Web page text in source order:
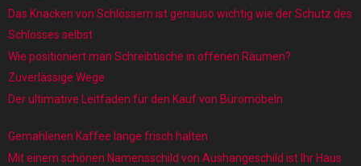
Das Knacken von Schlössern ist genauso wichtig wie der Schutz des
Schlosses selbst
Wie positioniert man Schreibtische in offenen Räumen?
Zuverlässige Wege
Der ultimative Leitfaden für den Kauf von Büromöbeln
Gemahlenen Kaffee lange frisch halten
Mit einem schönen Namensschild von Aushangeschild ist Ihr Haus